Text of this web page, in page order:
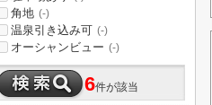
角地 (-)
温泉引き込み可 (-)
オーシャンビュー (-)
6件が該当